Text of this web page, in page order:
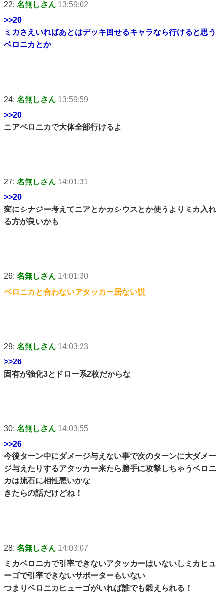
22: 名無しさん 13:59:02
>>20
ミカさえいればあとはデッキ回せるキャラなら行けると思う
ベロニカとか
24: 名無しさん 13:59:59
>>20
ニアベロニカで大体全部行けるよ
27: 名無しさん 14:01:31
>>20
変にシナジー考えてニアとかカシウスとか使うよりミカ入れ
る方が良いかも
26: 名無しさん 14:01:30
ベロニカと合わないアタッカー居ない説
29: 名無しさん 14:03:23
>>26
固有が強化3とドロー系2枚だからな
30: 名無しさん 14:03:55
>>26
今後ターン中にダメージ与えない事で次のターンに大ダメー
ジ与えたりするアタッカー来たら勝手に攻撃しちゃうベロニ
カは流石に相性悪いかな
きたらの話だけどね！
28: 名無しさん 14:03:07
ミカベロニカで引率できないアタッカーはいないしミカヒュ
ーゴで引率できないサポーターもいない
つまりベロニカヒューゴがいれば誰でも鍛えられる！